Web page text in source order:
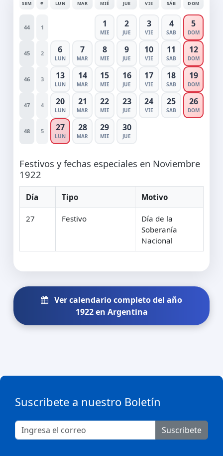
SEM # LUN MAR MIÉ JUE VIE SÁB DOM
44 1 1
MIE
2
JUE
3
VIE
4
SAB
5
DOM
45 2 6
LUN
7
MAR
8
MIE
9
JUE
10
VIE
11
SAB
12
DOM
46 3 13
LUN
14
MAR
15
MIE
16
JUE
17
VIE
18
SAB
19
DOM
47 4 20
LUN
21
MAR
22
MIE
23
JUE
24
VIE
25
SAB
26
DOM
48 5 27
LUN
28
MAR
29
MIE
30
JUE
Festivos y fechas especiales en Noviembre
1922
Día Tipo Motivo
27 Festivo
Día de la
Soberanía
Nacional
Ver calendario completo del año
1922 en Argentina
Suscribete a nuestro Boletín
Suscribete